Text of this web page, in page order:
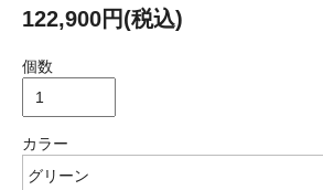
122,900円(税込)
個数
カラー